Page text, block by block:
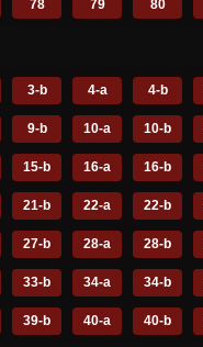
78 79 80
102 103 104
114 115 116
3-b 4-a 4-b
9-b 10-a 10-b
15-b 16-a 16-b
21-b 22-a 22-b
27-b 28-a 28-b
33-b 34-a 34-b
39-b 40-a 40-b